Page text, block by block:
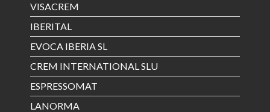
VISACREM
IBERITAL
EVOCA IBERIA SL
CREM INTERNATIONAL SLU
ESPRESSOMAT
LANORMA